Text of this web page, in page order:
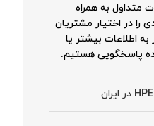
متداول به همراه
را در اختیار مشتریان
اطلاعات بیشتر یا
پاسخگویی هستیم.